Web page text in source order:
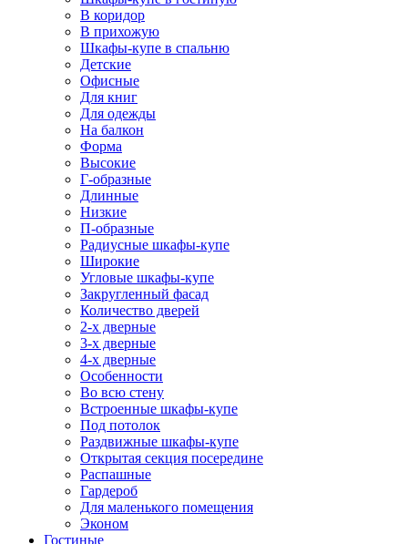
В коридор
В прихожую
Шкафы-купе в спальню
Детские
Офисные
Для книг
Для одежды
На балкон
Форма
Высокие
Г-образные
Длинные
Низкие
П-образные
Радиусные шкафы-купе
Широкие
Угловые шкафы-купе
Закругленный фасад
Количество дверей
2-х дверные
3-х дверные
4-х дверные
Особенности
Во всю стену
Встроенные шкафы-купе
Под потолок
Раздвижные шкафы-купе
Открытая секция посередине
Распашные
Гардероб
Для маленького помещения
Эконом
Гостиные